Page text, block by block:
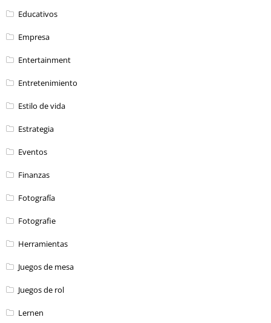
Educativos
Empresa
Entertainment
Entretenimiento
Estilo de vida
Estrategia
Eventos
Finanzas
Fotografía
Fotografie
Herramientas
Juegos de mesa
Juegos de rol
Lernen